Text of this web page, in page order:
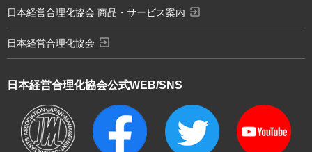
日本経営合理化協会公式WEB/SNS
日本経営合理化協会 商品・サービス案内 exit_to_app
日本経営合理化協会 exit_to_app